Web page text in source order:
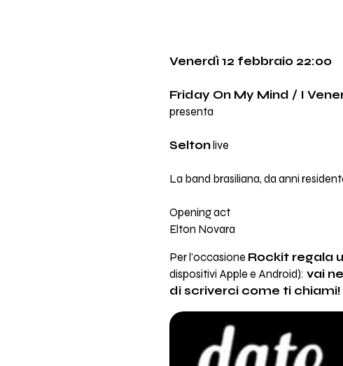
Venerdì 12 febbraio 22:00
Friday On My Mind / I
presenta
Seltonlive
La band brasiliana, da anni
Opening act
Elton Novara
Per l'occasione Rockit regala
dispositivi Apple e Android): vai
di scriverci come ti chiami!